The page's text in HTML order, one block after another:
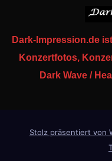
Dark-Impression.de
Konzertfotos,
Dark Wave /
Stolz präsentiert von